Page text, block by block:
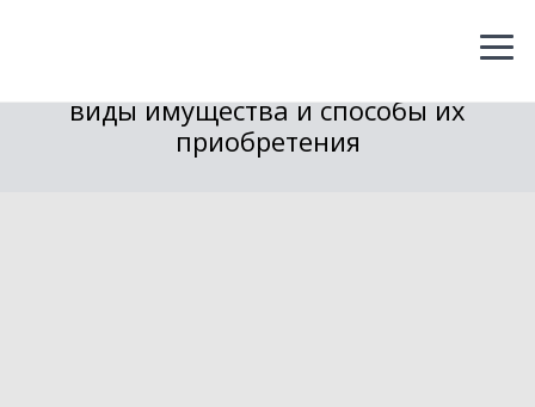
виды имущества и способы их
приобретения